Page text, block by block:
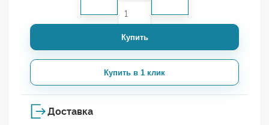
Купить
Купить в 1 клик
Доставка